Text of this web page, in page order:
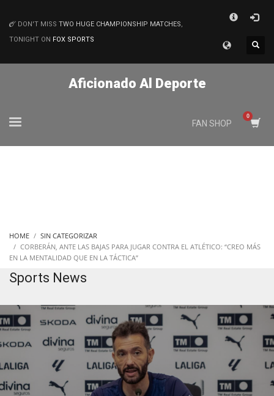
MATCHES
DON'T MISS TWO HUGE CHAMPIONSHIP MATCHES,
TONIGHT ON FOX SPORTS
Aficionado Al Deporte
FAN SHOP
HOME
SIN CATEGORIZAR
CORBERÁN, ANTE LAS BAJAS PARA JUGAR CONTRA EL ATLÉTICO: “CREO MÁS
EN LA MENTALIDAD QUE EN LA TÁCTICA”
Sports News